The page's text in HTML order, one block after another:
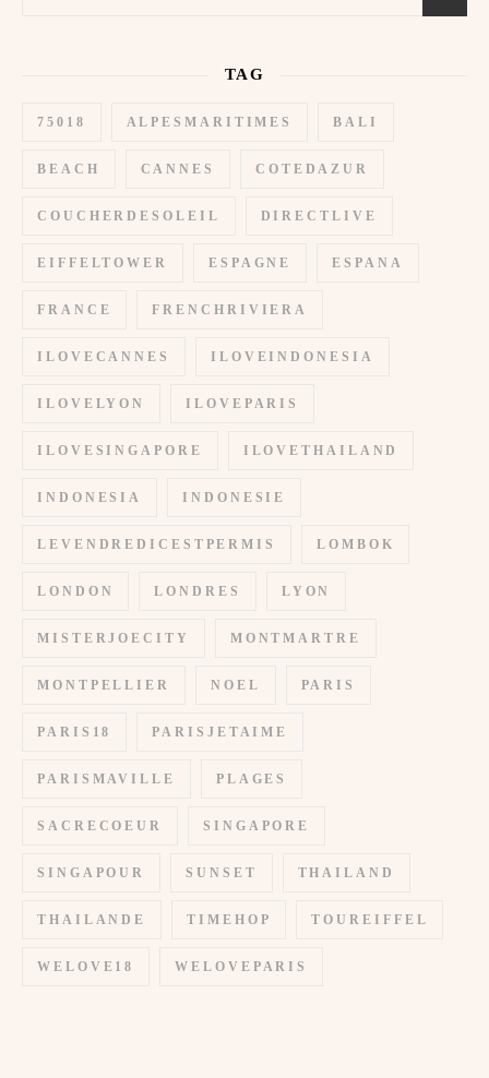
TAG
75018 ALPESMARITIMES BALI
BEACH CANNES COTEDAZUR
COUCHERDESOLEIL DIRECTLIVE
EIFFELTOWER ESPAGNE ESPANA
FRANCE FRENCHRIVIERA
ILOVECANNES ILOVEINDONESIA
ILOVELYON ILOVEPARIS
ILOVESINGAPORE ILOVETHAILAND
INDONESIA INDONESIE
LEVENDREDICESTPERMIS LOMBOK
LONDON LONDRES LYON
MISTERJOECITY MONTMARTRE
MONTPELLIER NOEL PARIS
PARIS18 PARISJETAIME
PARISMAVILLE PLAGES
SACRECOEUR SINGAPORE
SINGAPOUR SUNSET THAILAND
THAILANDE TIMEHOP TOUREIFFEL
WELOVE18 WELOVEPARIS